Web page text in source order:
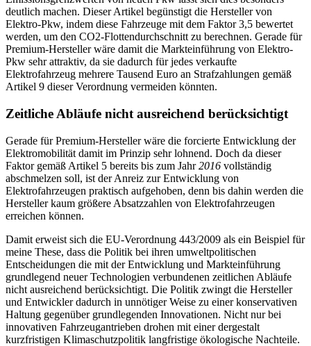
deutlich machen. Dieser Artikel begünstigt die Hersteller von
Elektro-Pkw, indem diese Fahrzeuge mit dem Faktor 3,5 bewertet
werden, um den CO2-Flottendurchschnitt zu berechnen. Gerade für
Premium-Hersteller wäre damit die Markteinführung von Elektro-
Pkw sehr attraktiv, da sie dadurch für jedes verkaufte
Elektrofahrzeug mehrere Tausend Euro an Strafzahlungen gemäß
Artikel 9 dieser Verordnung vermeiden könnten.
Zeitliche Abläufe nicht ausreichend berücksichtigt
Gerade für Premium-Hersteller wäre die forcierte Entwicklung der
Elektromobilität damit im Prinzip sehr lohnend. Doch da dieser
Faktor gemäß Artikel 5 bereits bis zum Jahr2016 vollständig
abschmelzen soll, ist der Anreiz zur Entwicklung von
Elektrofahrzeugen praktisch aufgehoben, denn bis dahin werden die
Hersteller kaum größere Absatzzahlen von Elektrofahrzeugen
erreichen können.
Damit erweist sich die EU-Verordnung 443/2009 als ein Beispiel für
meine These, dass die Politik bei ihren umweltpolitischen
Entscheidungen die mit der Entwicklung und Markteinführung
grundlegend neuer Technologien verbundenen zeitlichen Abläufe
nicht ausreichend berücksichtigt. Die Politik zwingt die Hersteller
und Entwickler dadurch in unnötiger Weise zu einer konservativen
Haltung gegenüber grundlegenden Innovationen. Nicht nur bei
innovativen Fahrzeugantrieben drohen mit einer dergestalt
kurzfristigen Klimaschutzpolitik langfristige ökologische Nachteile.